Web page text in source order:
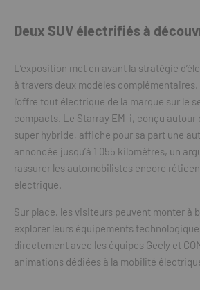
Deux SUV électrifiés à
L’exposition met en avant la stratégie
à travers deux modèles
l’offre tout électrique de la marque sur le
compacts. Le Starray EM-i, conçu autour
super hybride, affiche pour sa part une
annoncée jusqu’à 1 055 kilomètres, un
rassurer les automobilistes encore
électrique.
Sur place, les visiteurs peuvent monter à
explorer leurs équipements
directement avec les équipes Geely et
animations dédiées à la mobilité